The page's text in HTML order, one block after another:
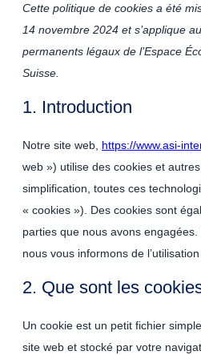
Cette politique de cookies a été
14 novembre 2024 et s’applique
permanents légaux de l’Espace
Suisse.
1. Introduction
Notre site web, https://www.asi-
web ») utilise des cookies et
simplification, toutes ces
« cookies »). Des cookies sont
parties que nous avons
nous vous informons de
2. Que sont les
Un cookie est un petit fichier
site web et stocké par votre